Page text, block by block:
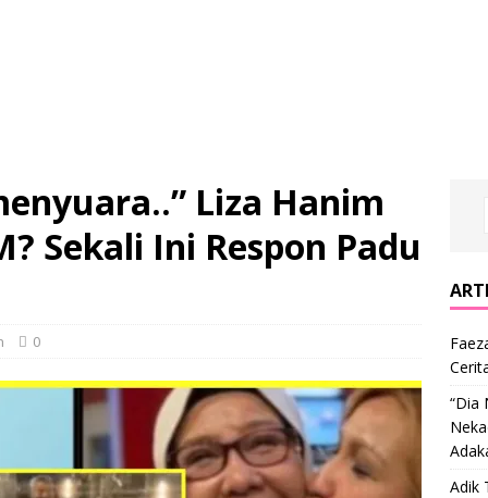
Liza Hanim
Sekali Ini Respon Padu
0
“Dia
Adik